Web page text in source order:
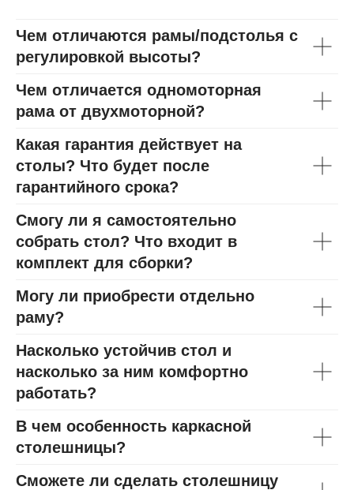
Чем отличаются рамы/подстолья с
регулировкой высоты?
Чем отличается одномоторная
рама от двухмоторной?
Какая гарантия действует на
столы? Что будет после
гарантийного срока?
Смогу ли я самостоятельно
собрать стол? Что входит в
комплект для сборки?
Могу ли приобрести отдельно
раму?
Насколько устойчив стол и
насколько за ним комфортно
работать?
В чем особенность каркасной
столешницы?
Сможете ли сделать столешницу